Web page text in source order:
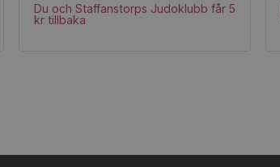
Du och Staffanstorps Judoklubb får 5
kr tillbaka